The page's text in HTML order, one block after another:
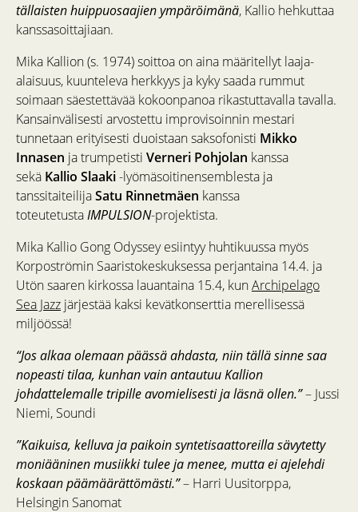
tällaisten huippuosaajien ympäröimänä, Kallio hehkuttaa
kanssasoittajiaan.
Mika Kallion (s. 1974) soittoa on aina määritellyt laaja-
alaisuus, kuunteleva herkkyys ja kyky saada rummut
soimaan säestettävää kokoonpanoa rikastuttavalla tavalla.
Kansainvälisesti arvostettu improvisoinnin mestari
tunnetaan erityisesti duoistaan saksofonisti Mikko
Innasen ja trumpetisti Verneri Pohjolan kanssa
sekä Kallio Slaaki-lyömäsoitinensemblesta ja
tanssitaiteilijaSatu Rinnetmäen kanssa
toteutetusta IMPULSION-projektista.
Mika Kallio Gong Odyssey esiintyy huhtikuussa myös
Korpoströmin Saaristokeskuksessa perjantaina 14.4. ja
Utön saaren kirkossa lauantaina 15.4, kunArchipelago
Sea Jazz järjestää kaksi kevätkonserttia merellisessä
miljöössä!
“Jos alkaa olemaan päässä ahdasta, niin tällä sinne saa
nopeasti tilaa, kunhan vain antautuu Kallion
johdattelemalle tripille avomielisesti ja läsnä ollen.”– Jussi
Niemi, Soundi
”Kaikuisa, kelluva ja paikoin syntetisaattoreilla sävytetty
moniääninen musiikki tulee ja menee, mutta ei ajelehdi
koskaan päämäärättömästi.”– Harri Uusitorppa,
Helsingin Sanomat